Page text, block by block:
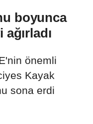
boyunca
önemli
Kayak
sona erdi